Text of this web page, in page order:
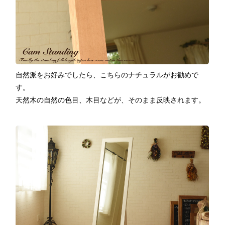
自然派をお好みでしたら、こちらのナチュラルがお勧めで
す。
天然木の自然の色目、木目などが、そのまま反映されます。